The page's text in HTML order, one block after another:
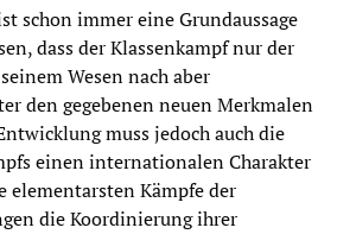
schon immer eine Grundaussage
dass der Klassenkampf nur der
Wesen nach aber
den gegebenen neuen Merkmalen
muss jedoch auch die
einen internationalen Charakter
elementarsten Kämpfe der
die Koordinierung ihrer